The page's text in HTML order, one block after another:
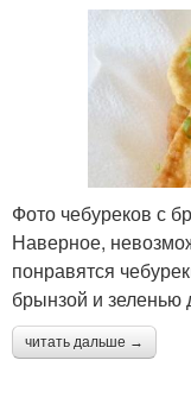
Фото чебуреков с
Наверное,
понравятся
брынзой и зеленью
читать дальше →